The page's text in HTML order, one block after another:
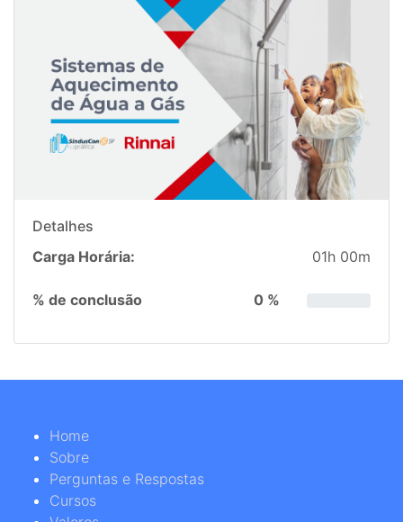
Detalhes
Carga Horária:
01h 00m
% de conclusão 0 %
Home
Sobre
Perguntas e Respostas
Cursos